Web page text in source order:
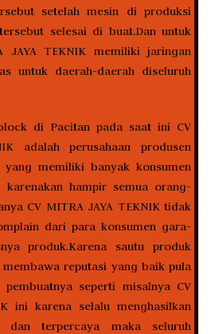
setelah mesin di produksi
selesai di buat.Dan untuk
JAYA TEKNIK memiliki jaringan
untuk daerah-daerah diseluruh
di Pacitan pada saat ini CV
adalah perusahaan produsen
memiliki banyak konsumen
hampir semua orang-
CV MITRA JAYA TEKNIK tidak
dari para konsumen gara-
produk.Karena sautu produk
reputasi yang baik pula
seperti misalnya CV
ini karena selalu menghasilkan
terpercaya maka seluruh